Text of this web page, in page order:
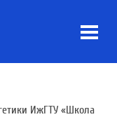
ИжГТУ «Школа